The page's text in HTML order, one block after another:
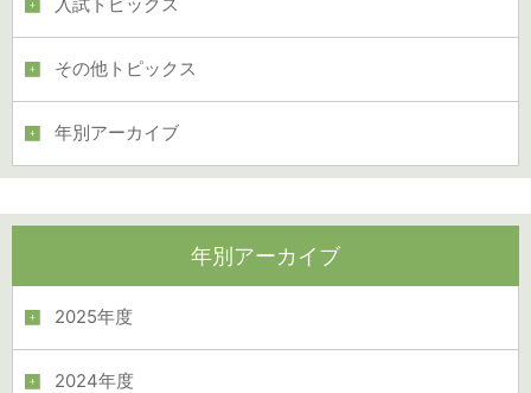
入試トピックス
その他トピックス
年別アーカイブ
年別アーカイブ
2025年度
2024年度